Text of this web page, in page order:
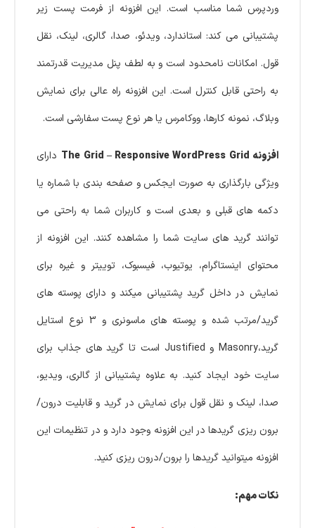
وردپرس شما مناسب است. این افزونه از فرمت پست زیر
پشتیبانی می کند: استاندارد، ویدئو، صدا، گالری، لینک، نقل
قول. امکانات نامحدود است و به لطف پنل مدیریت قدرتمند
به راحتی قابل کنترل است. این افزونه راه عالی برای نمایش
وبلاگ، نمونه کارها، ووکامرس یا هر نوع پست سفارشی است.
افزونه The Grid – Responsive WordPress Grid
دارای
ویژگی بارگذاری به صورت ایجکس و صفحه بندی با شماره یا
دکمه های قبلی و بعدی است و کاربران شما به راحتی می
توانند گرید های سایت شما را مشاهده کنند. این افزونه از
محتوای اینستاگرام، یوتیوب، فیسبوک، توییتر و غیره برای
نمایش در داخل گرید پشتیبانی میکند و دارای پوسته های
گرید/مرتب شده و پوسته های ماسونری و 3 نوع استایل
گرید،Masonry و Justified است تا گرید های جذاب برای
سایت خود ایجاد کنید. به علاوه پشتیبانی از گالری، ویدیو،
صدا، لینک و نقل قول برای نمایش در گرید و قابلیت درون/
برون ریزی گریدها در این افزونه وجود دارد و در تنظیمات این
افزونه میتوانید گریدها را برون/درون ریزی کنید.
نکات مهم: